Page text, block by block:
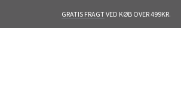
GRATIS FRAGTVED KØB OVER 499KR.